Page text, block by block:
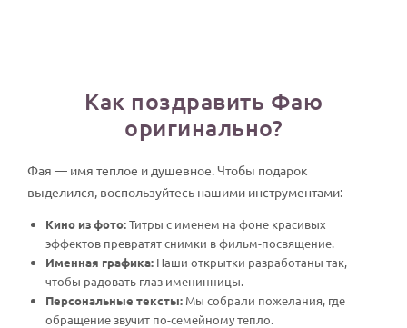
Как поздравить Фаю
оригинально?
Фая — имя теплое и душевное. Чтобы подарок
выделился, воспользуйтесь нашими инструментами:
Кино из фото:Титры с именем на фоне красивых
эффектов превратят снимки в фильм-посвящение.
Именная графика: Наши открытки разработаны так,
чтобы радовать глаз именинницы.
Персональные тексты: Мы собрали пожелания, где
обращение звучит по-семейному тепло.